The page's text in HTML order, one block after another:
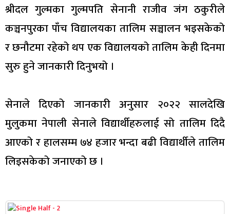
श्रीदल गुल्मका गुल्मपति सेनानी राजीव जंग ठकुरीले
कञ्चनपुरका पाँच विद्यालयका तालिम सञ्चालन भइसकेको
र छनौटमा रहेको थप एक विद्यालयको तालिम केही दिनमा
सुरु हुने जानकारी दिनुभयो ।
सेनाले दिएको जानकारी अनुसार २०२२ सालदेखि
मुलुकमा नेपाली सेनाले विद्यार्थीहरुलाई सो तालिम दिदै
आएको र हालसम्म ७४ हजार भन्दा बढी विद्यार्थीले तालिम
लिइसकेको जनाएको छ ।